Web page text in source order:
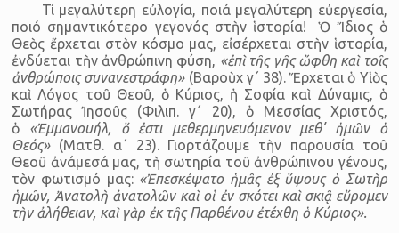
Τί μεγαλύτερη εὐλογία, ποιά μεγαλύτερη εὐεργεσία,
ποιό σημαντικότερο γεγονός στὴν ἱστορία! Ὁ Ἴδιος ὁ
Θεὸς ἔρχεται στὸν κόσμο μας, εἰσέρχεται στὴν ἱστορία,
ἐνδύεται τὴν ἀνθρώπινη φύση, «ἐπὶ τῆς γῆς ὤφθη καὶ τοῖς
ἀνθρώποις συνανεστράφη»(Βαροὺχ γ΄ 38). Ἔρχεται ὁ Υἱὸς
καὶ Λόγος τοῦ Θεοῦ, ὁ Κύριος, ἡ Σοφία καὶ Δύναμις, ὁ
Σωτήρας Ἰησοῦς (Φιλιπ. γ΄ 20), ὁ Μεσσίας Χριστός,
ὁ «Ἐμμανουήλ, ὅ ἐστι μεθερμηνευόμενον μεθ’ ἡμῶν ὁ
Θεός»(Ματθ. α΄ 23). Γιορτάζουμε τὴν παρουσία τοῦ
Θεοῦ ἀνάμεσά μας, τὴ σωτηρία τοῦ ἀνθρώπινου γένους,
τὸν φωτισμό μας: «Ἐπεσκέψατο ἡμᾶς ἐξ ὕψους ὁ Σωτὴρ
ἡμῶν, Ἀνατολὴ ἀνατολῶν καὶ οἱ ἐν σκότει καὶ σκιᾷ εὕρομεν
τὴν ἀλήθειαν, καὶ γὰρ ἐκ τῆς Παρθένου ἐτέχθη ὁ Κύριος».